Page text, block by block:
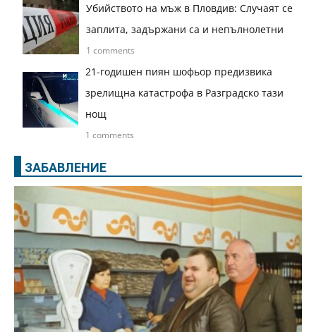
Убийството на мъж в Пловдив: Случаят се
заплита, задържани са и непълнолетни
1 comments
21-годишен пиян шофьор предизвика
зрелищна катастрофа в Разградско тази
нощ
1 comments
ЗАБАВЛЕНИЕ